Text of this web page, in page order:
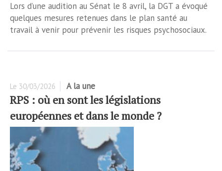
Lors d’une audition au Sénat le 8 avril, la DGT a évoqué
quelques mesures retenues dans le plan santé au
travail à venir pour prévenir les risques psychosociaux.
Le 30/03/2026 A la une
RPS : où en sont les législations
européennes et dans le monde ?